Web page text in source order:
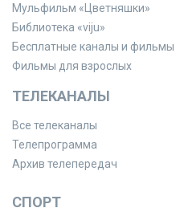
Мульфильм «Цветняшки»
Библиотека «viju»
Бесплатные каналы и фильмы
Фильмы для взрослых
ТЕЛЕКАНАЛЫ
Все телеканалы
Телепрограмма
Архив телепередач
СПОРТ